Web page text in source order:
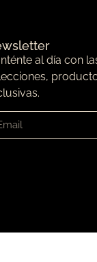
al día con